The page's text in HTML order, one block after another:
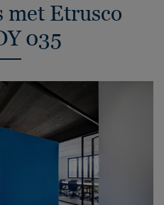
met Etrusco
035